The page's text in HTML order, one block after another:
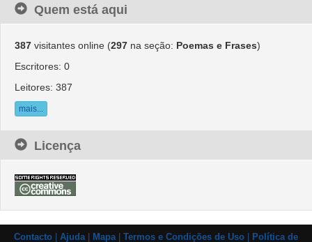
Quem está aqui
387 visitantes online (297 na seção: Poemas e Frases)
Escritores: 0
Leitores: 387
mais...
Licença
Contacto Ajuda| Mapa| Termos e Condições de Uso Política de